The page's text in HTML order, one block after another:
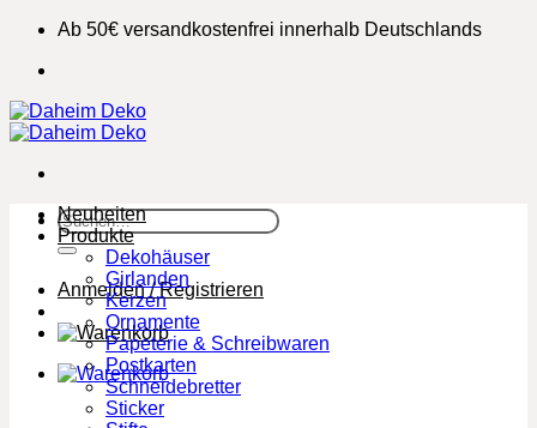
Zum
springen
Ab 50€ versandkostenfrei innerhalb Deutschlands
Suchen
nach:
Anmelden / Registrieren
Neuheiten
Produkte
Dekohäuser
Girlanden
Kerzen
Ornamente
Papeterie & Schreibwaren
Postkarten
Schneidebretter
Sticker